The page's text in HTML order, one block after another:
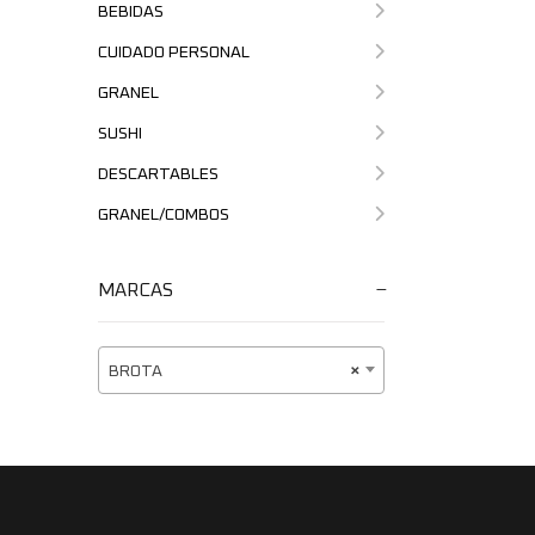
BEBIDAS
CUIDADO PERSONAL
GRANEL
SUSHI
DESCARTABLES
GRANEL/COMBOS
MARCAS
×
BROTA